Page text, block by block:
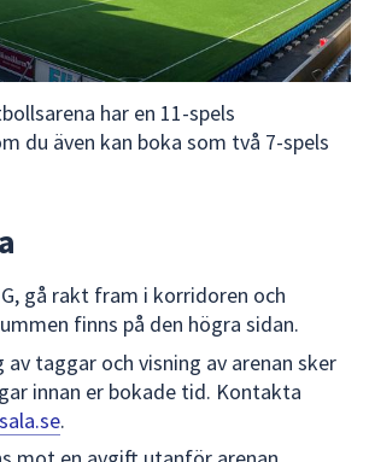
sökförslagen
och
enter
att
har en 11-spels
du även kan boka som två 7-spels
gå rakt fram i korridoren och
finns på den högra sidan.
av taggar och visning av arenan sker
innan er bokade tid. Kontakta
.